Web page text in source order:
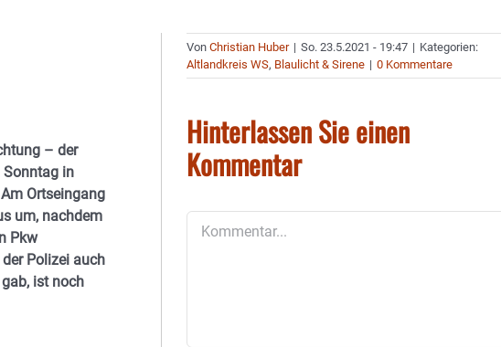
– der
in
Ortseingang
um, nachdem
Pkw
Polizei auch
ist noch
VonChristian Huber | So. 23.5.2021 - 19:47 | Kategorien:
Altlandkreis WS, Blaulicht & Sirene | 0 Kommentare
Hinterlassen Sie einen
Kommentar